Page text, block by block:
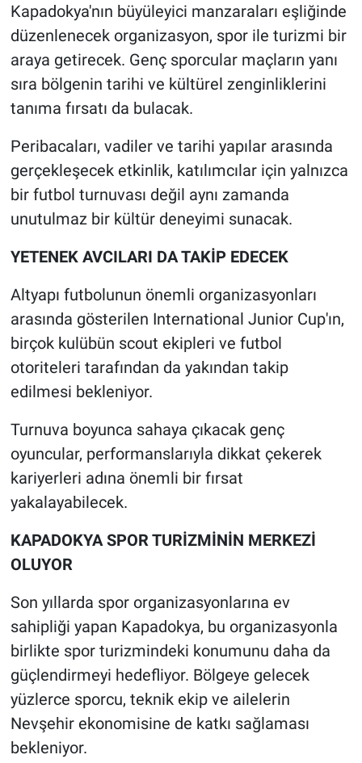
Kapadokya'nın büyüleyici manzaraları eşliğinde
düzenlenecek organizasyon, spor ile turizmi bir
araya getirecek. Genç sporcular maçların yanı
sıra bölgenin tarihi ve kültürel zenginliklerini
tanıma fırsatı da bulacak.
Peribacaları, vadiler ve tarihi yapılar arasında
gerçekleşecek etkinlik, katılımcılar için yalnızca
bir futbol turnuvası değil aynı zamanda
unutulmaz bir kültür deneyimi sunacak.
YETENEK AVCILARI DA TAKİP EDECEK
Altyapı futbolunun önemli organizasyonları
arasında gösterilen International Junior Cup'ın,
birçok kulübün scout ekipleri ve futbol
otoriteleri tarafından da yakından takip
edilmesi bekleniyor.
Turnuva boyunca sahaya çıkacak genç
oyuncular, performanslarıyla dikkat çekerek
kariyerleri adına önemli bir fırsat
yakalayabilecek.
KAPADOKYA SPOR TURİZMİNİN MERKEZİ
OLUYOR
Son yıllarda spor organizasyonlarına ev
sahipliği yapan Kapadokya, bu organizasyonla
birlikte spor turizmindeki konumunu daha da
güçlendirmeyi hedefliyor. Bölgeye gelecek
yüzlerce sporcu, teknik ekip ve ailelerin
Nevşehir ekonomisine de katkı sağlaması
bekleniyor.